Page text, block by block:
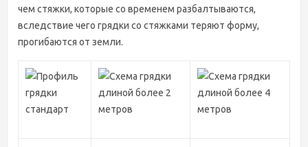
чем стяжки, которые со временем разбалтываются,
вследствие чего грядки со стяжками теряют форму,
прогибаются от земли.